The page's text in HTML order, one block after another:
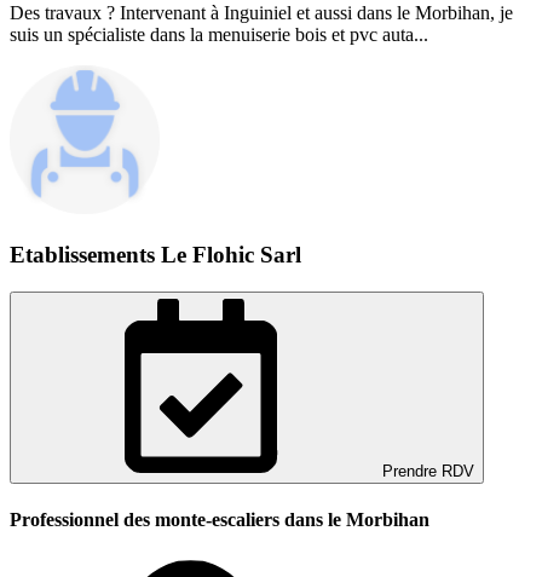
Des travaux ? Intervenant à Inguiniel et aussi dans le Morbihan, je
suis un spécialiste dans la menuiserie bois et pvc auta...
Etablissements Le Flohic Sarl
Prendre RDV
Professionnel des monte-escaliers dans le Morbihan